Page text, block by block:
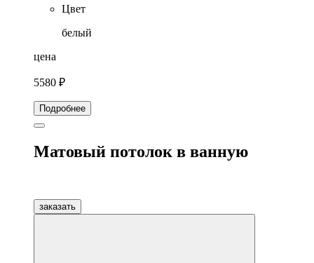
Цвет
белый
цена
5580 ₽
Подробнее
Матовый потолок в ванную
заказать